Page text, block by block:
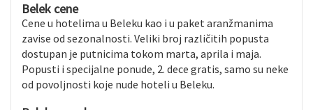
Belek cene
Cene u hotelima u Beleku kao i u paket aranžmanima
zavise od sezonalnosti. Veliki broj različitih popusta
dostupan je putnicima tokom marta, aprila i maja.
Popusti i specijalne ponude, 2. dece gratis, samo su neke
od povoljnosti koje nude hoteli u Beleku.